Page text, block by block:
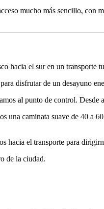
mucho más sencillo, con
hacia el sur en un transporte
disfrutar de un desayuno
al punto de control. Desde
una caminata suave de 40 a
hacia el transporte para
de la ciudad.